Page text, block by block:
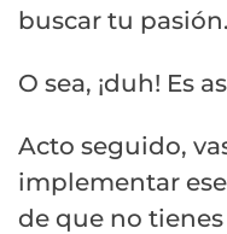
buscar tu pasión.
O sea, ¡duh! Es
Acto seguido,
implementar
de que no